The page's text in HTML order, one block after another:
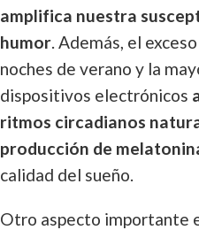
amplifica nuestra
humor. Además, el
noches de verano y la
dispositivos electrónicos
ritmos circadianos
producción de
calidad del sueño.
Otro aspecto importante